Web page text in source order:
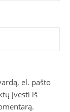
el. pašto
įvesti iš